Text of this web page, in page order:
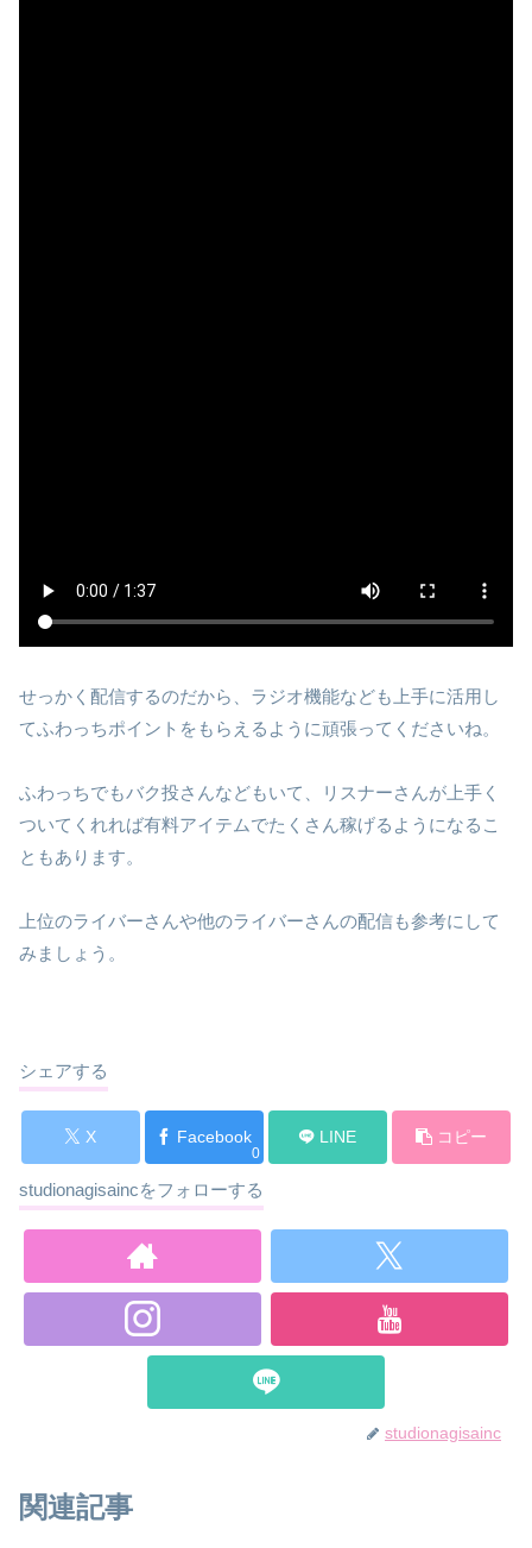
せっかく配信するのだから、ラジオ機能なども上手に活用し
てふわっちポイントをもらえるように頑張ってくださいね。
ふわっちでもバク投さんなどもいて、リスナーさんが上手く
ついてくれれば有料アイテムでたくさん稼げるようになるこ
ともあります。
上位のライバーさんや他のライバーさんの配信も参考にして
みましょう。
シェアする
X Facebook
0
LINE コピー
studionagisaincをフォローする
studionagisainc
関連記事